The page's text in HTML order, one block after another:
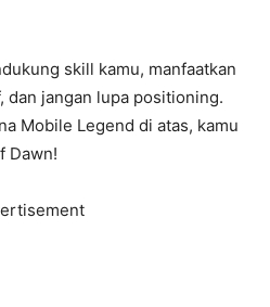
skill kamu, manfaatkan
jangan lupa positioning.
Mobile Legend di atas, kamu
Dawn!